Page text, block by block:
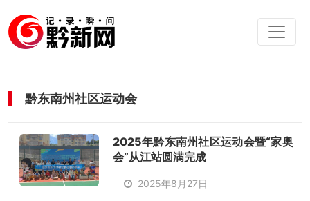
黔东南州社区运动会
2025年黔东南州社区运动会暨“家奥
会”从江站圆满完成
2025年8月27日